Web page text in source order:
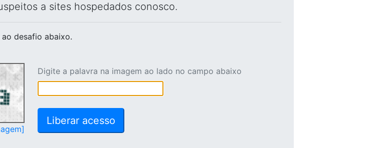
a sites hospedados conosco.
desafio abaixo.
Digite a palavra na imagem ao lado no campo abaixo